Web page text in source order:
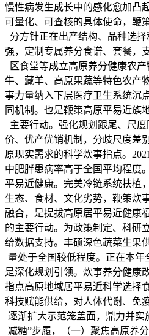
慢性病发生成长中的感化愈加凸
可量化、可查核的具体使命，鞭
分方针正在出产结构、品种选
强，定制专属养分食谱、套餐，
区食堂等成立高原养分健康农
牛、藏羊、高原果蔬等特色农产
事力量纳入下层医疗卫生系统沉
同机制。也是鞭策高原平易近族
主要行动。强化规划跟尾、尺
价、优产优销机制，分歧尺度差
原现实需求的科学炊事指点。
中肥胖患病率高于全国平均程度
平易近健康。完美冷链系统扶植
生态、食材、文化劣势，鞭策炊
融合，是提拔高原居平易近健康
的主要行动。为政策制定、科研
给数据支持。丰硕深色蔬菜生果
量处于全国较低程度。正在本年
是深化规划引领。炊事养分健康
指点高原地域居平易近科学选择
科技赋能供给，对人体代谢、免
逐渐扩大示范笼盖面，鼎力并实
减糖”步履，（一）聚焦高原养